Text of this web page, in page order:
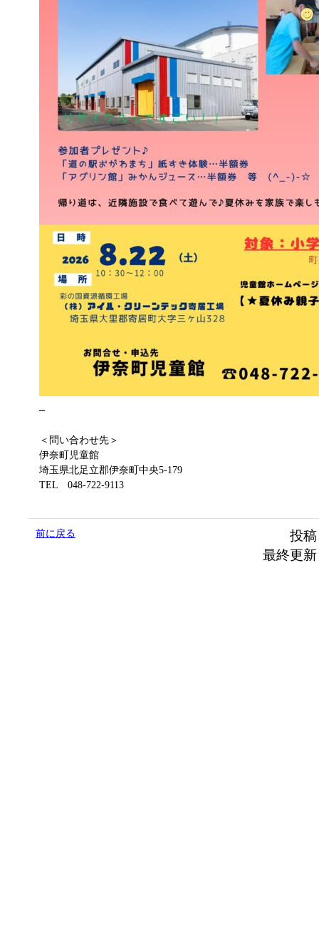
–
＜問い合わせ先＞
伊奈町児童館
埼玉県北足立郡伊奈町中央5-179
TEL 048-722-9113
投
最終更
前に戻る